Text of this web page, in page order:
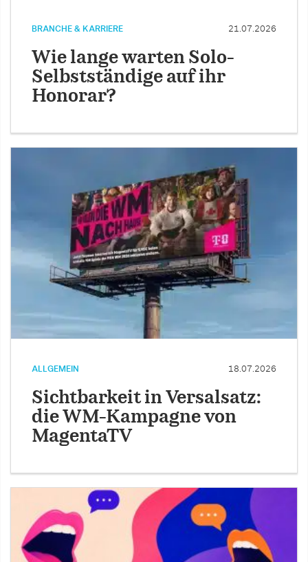
BRANCHE & KARRIERE 21.07.2026
Wie lange warten Solo-
Selbstständige auf ihr
Honorar?
ALLGEMEIN 18.07.2026
Sichtbarkeit in Versalsatz:
die WM-Kampagne von
MagentaTV